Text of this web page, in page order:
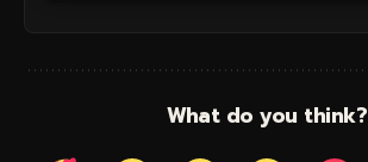
What do you think?